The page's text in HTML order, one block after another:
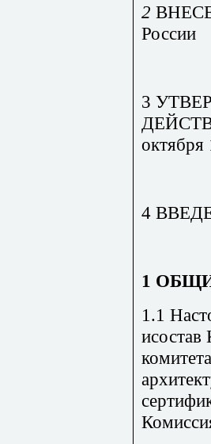
2
России
3
4
1
1.1
исостав